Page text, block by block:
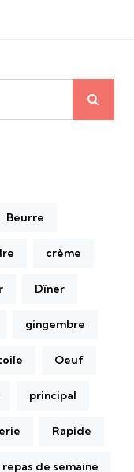
Beurre
crème
Dîner
gingembre
Oeuf
principal
Rapide
repas de semaine